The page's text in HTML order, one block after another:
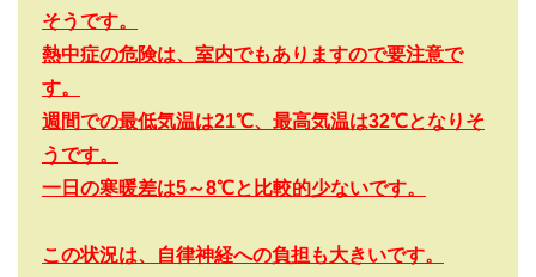
そうです。
熱中症の危険は、室内でもありますので要注意で
す。
週間での最低気温は21℃、最高気温は32℃となりそ
うです。
一日の寒暖差は5～8℃と比較的少ないです。
この状況は、自律神経への負担も大きいです。